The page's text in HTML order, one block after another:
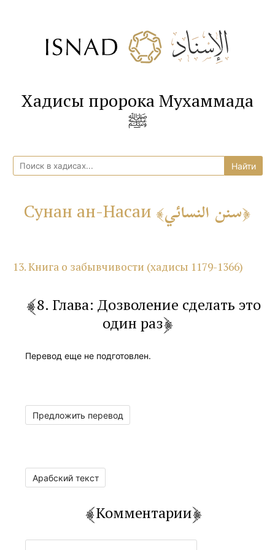
Хадисы пророка Мухаммада
ﷺ
Сунан ан-Насаи سنن النسائي
13. Книга о забывчивости (хадисы 1179-1366)
8. Глава: Дозволение сделать это
один раз
Перевод еще не подготовлен.
Предложить перевод
Арабский текст
Комментарии